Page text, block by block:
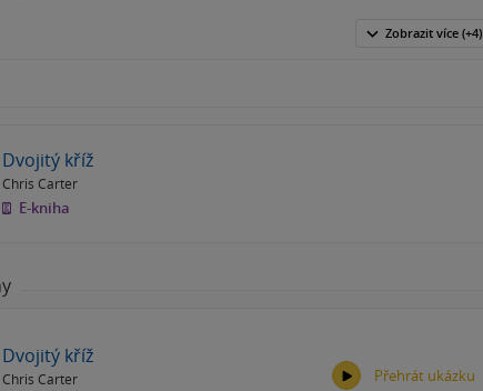
Zobrazit více (+4)
Dvojitý kříž
Chris Carter
E-kniha
Dvojitý kříž
Chris Carter Přehrát ukázku